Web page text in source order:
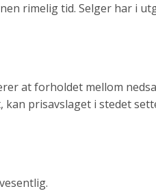
rimelig tid. Selger har i
at forholdet mellom
prisavslaget i stedet